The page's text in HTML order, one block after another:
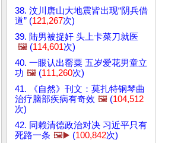
38. 汶川唐山大地震皆出现“阴兵借
道” (121,267次)
39. 陆男被捉奸 头上卡菜刀就医
🖼️ (114,601次)
40. 一眼认出罂粟 五岁爱花男童立
功 🖼️ (111,260次)
41. 《自然》刊文：莫扎特钢琴曲
治疗脑部疾病有奇效 🖼️ (104,512
次)
42. 同赖清德政治对决 习近平只有
死路一条 🖼️▶️ (100,842次)